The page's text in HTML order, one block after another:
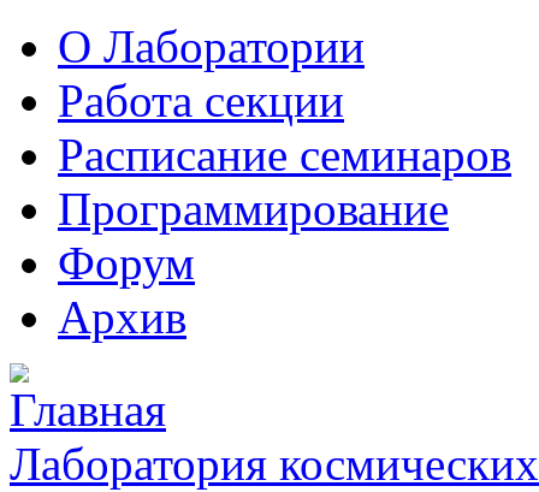
О Лаборатории
Работа секции
Расписание семинаров
Программирование
Форум
Архив
Лаборатория